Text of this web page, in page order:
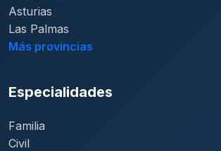
Asturias
Las Palmas
Más provincias
Especialidades
Familia
Civil